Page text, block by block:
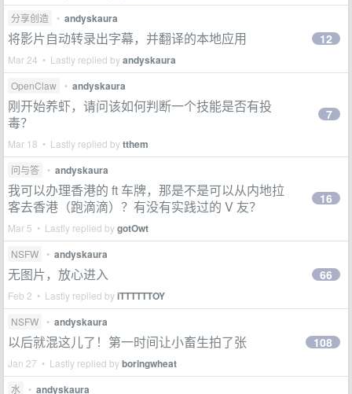
分享创造 • andyskaura
将影片自动转录出字幕，并翻译的本地应用
Mar 24 • Lastly replied byandyskaura
12
OpenClaw • andyskaura
刚开始养虾，请问该如何判断一个技能是否有投
毒？
Mar 18 • Lastly replied bytthem
7
问与答 • andyskaura
我可以办理香港的 ft 车牌，那是不是可以从内地拉
客去香港（跑滴滴）？有没有实践过的 V 友？
Mar 5 • Lastly replied bygotOwt
16
NSFW • andyskaura
无图片，放心进入
Feb 2 • Lastly replied byiTTTTTTOY
66
NSFW • andyskaura
以后就混这儿了！第一时间让小畜生拍了张
Jan 27 • Lastly replied byboringwheat
108
水 • andyskaura